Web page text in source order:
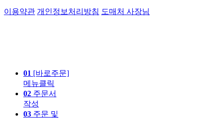
이용약관 개인정보처리방침 도매처 사장님
01 [바로주문]
메뉴클릭
02 주문서
작성
03 주문 및